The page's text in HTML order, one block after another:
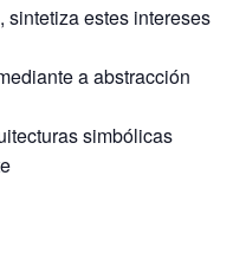
sintetiza estes intereses
a abstracción
simbólicas